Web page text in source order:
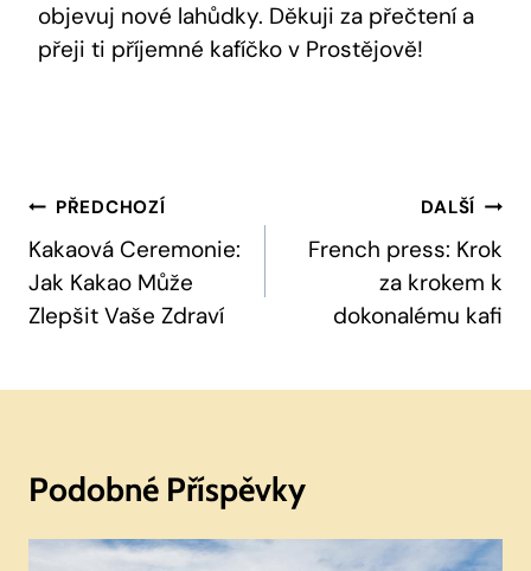
objevuj nové lahůdky. Děkuji za přečtení a
přeji ti příjemné kafíčko v Prostějově!
Navigace
Pro
Příspěvek
PŘEDCHOZÍ
Kakaová Ceremonie:
Jak Kakao Může
Zlepšit Vaše Zdraví
DALŠÍ
French press: Krok
za krokem k
dokonalému kafi
Podobné Příspěvky